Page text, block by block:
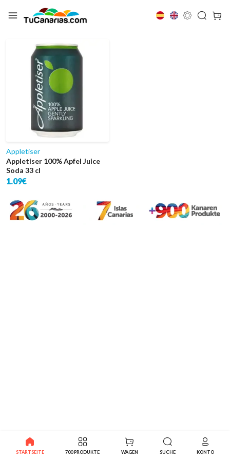
Appletiser
Appletiser 100% Apfel Juice
Soda 33 cl
1.09€
STARTSEITE 700 PRODUKTE WAGEN SUCHE KONTO